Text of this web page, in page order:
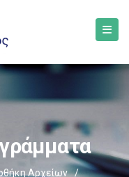
Αρχείων
/